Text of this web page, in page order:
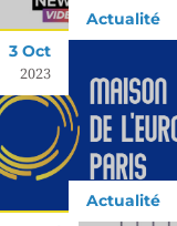
Actualité
3 Oct
2023
Actualité